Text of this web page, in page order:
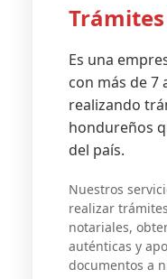
Es una
con más de 7
realizando
hondureños
del país.
Nuestros
realizar
notariales,
auténticas y
documentos a